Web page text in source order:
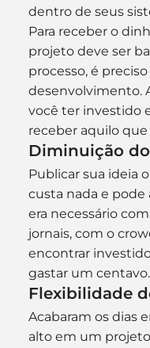
dentro de seus
Para receber o
projeto deve ser
processo, é
desenvolvimento.
você ter investido
receber aquilo
Diminuição
Publicar sua ideia
custa nada e pode
era necessário
jornais, com o
encontrar
gastar um centavo.
Flexibilidade
Acabaram os dias
alto em um